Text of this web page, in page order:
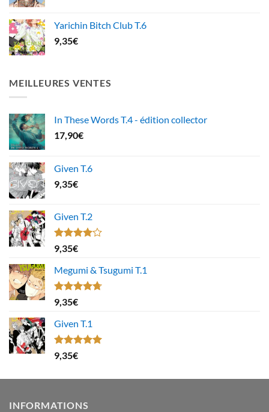
Yarichin Bitch Club T.6
9,35€
MEILLEURES VENTES
In These Words T.4 - édition collector
17,90€
Given T.6
9,35€
Given T.2
Note
4.00
5
9,35€
Megumi & Tsugumi T.1
Note4.67
sur 5
9,35€
Given T.1
Note5.00
sur 5
9,35€
INFORMATIONS